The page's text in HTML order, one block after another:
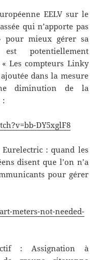
EELV sur le
qui n’apporte pas
pour mieux gérer sa
potentiellement
Les compteurs Linky
dans la mesure
diminution de la
:
DY5xglF8
: quand les
disent que l’on n’a
pour gérer
meters-not-needed-
: Assignation à